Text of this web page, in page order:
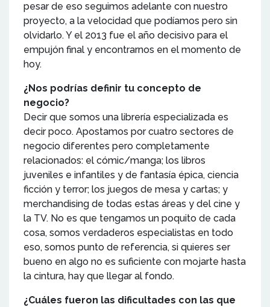
pesar de eso seguimos adelante con nuestro
proyecto, a la velocidad que podíamos pero sin
olvidarlo. Y el 2013 fue el año decisivo para el
empujón final y encontrarnos en el momento de
hoy.
¿Nos podrías definir tu concepto de
negocio?
Decir que somos una librería especializada es
decir poco. Apostamos por cuatro sectores de
negocio diferentes pero completamente
relacionados: el cómic/manga; los libros
juveniles e infantiles y de fantasía épica, ciencia
ficción y terror; los juegos de mesa y cartas; y
merchandising de todas estas áreas y del cine y
la TV. No es que tengamos un poquito de cada
cosa, somos verdaderos especialistas en todo
eso, somos punto de referencia, si quieres ser
bueno en algo no es suficiente con mojarte hasta
la cintura, hay que llegar al fondo.
¿Cuáles fueron las dificultades con las que